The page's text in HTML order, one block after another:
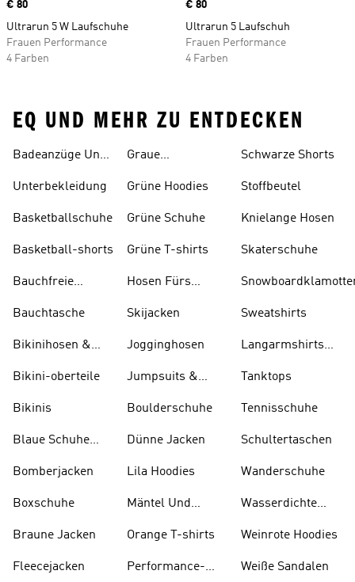
Price
€ 80
Ultrarun 5 W Laufschuhe
Frauen Performance
4 Farben
Price
€ 80
Ultrarun 5 Laufschuh
Frauen Performance
4 Farben
EQ UND MEHR ZU ENTDECKEN
Badeanzüge Und
Unterbekleidung
Basketballschuhe
Basketball-shorts
Bauchfreie
Bauchtasche
Bikinihosen &
Bikini-oberteile
Bikinis
Blaue Schuhe
Bomberjacken
Boxschuhe
Braune Jacken
Fleecejacken
Graue
Grüne Hoodies
Grüne Schuhe
Grüne T-shirts
Hosen Fürs
Skijacken
Jogginghosen
Jumpsuits &
Boulderschuhe
Dünne Jacken
Lila Hoodies
Mäntel Und
Orange T-shirts
Performance-
Schwarze Shorts
Stoffbeutel
Knielange Hosen
Skaterschuhe
Sweatshirts
Langarmshirts
Tanktops
Tennisschuhe
Schultertaschen
Wanderschuhe
Wasserdichte
Weinrote Hoodies
W eiße Sandalen